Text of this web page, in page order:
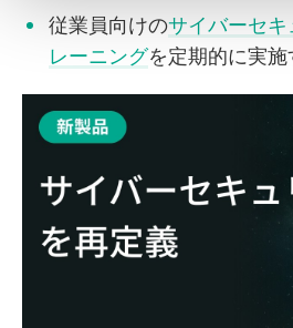
従業員向けのサイバーセキ
レーニングを定期的に実施